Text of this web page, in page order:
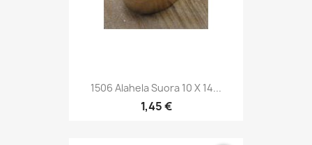
1506 Alahela Suora 10 X 14...
1,45 €